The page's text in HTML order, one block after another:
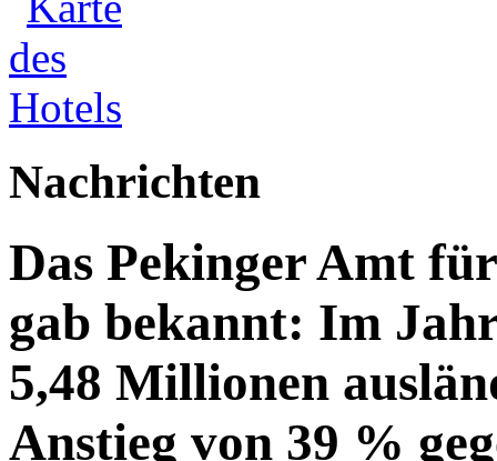
Nachrichten
Das Pekinger Amt
gab bekannt: Im
5,48 Millionen
Anstieg von 39 %